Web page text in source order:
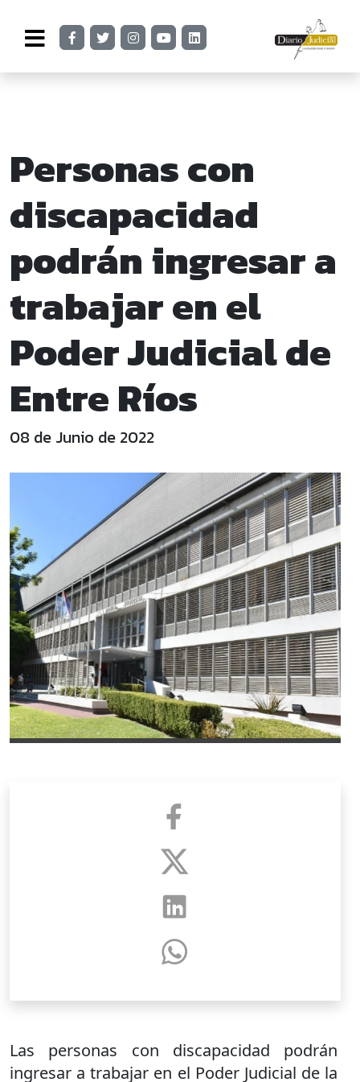
Personas con
discapacidad
podrán ingresar a
trabajar en el
Poder Judicial de
Entre Ríos
08 de Junio de 2022
Las personas con discapacidad podrán
ingresar a trabajar en el Poder Judicial de la